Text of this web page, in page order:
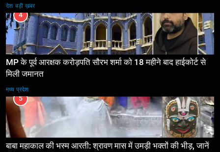
देश बड़ी ख़बर
4
MP के पूर्व आरक्षक करोड़पति सौरभ शर्मा को 18 महीने बाद हाईकोर्ट से
मिली जमानत
मध्य प्रदेश
5
बाबा महाकाल की भस्म आरती: श्रावण मास में उमड़ी भक्तों की भीड़, जानें